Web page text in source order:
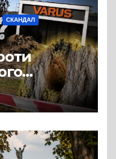
СКАНДАЛ
на
всохли
чи